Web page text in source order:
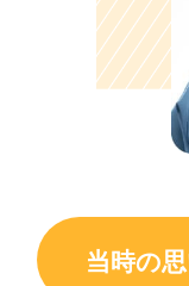
当時の